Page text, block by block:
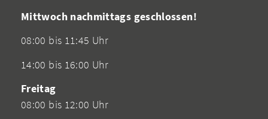
Mittwoch nachmittags geschlossen!
08:00 bis 11:45 Uhr
14:00 bis 16:00 Uhr
Freitag
08:00 bis 12:00 Uhr